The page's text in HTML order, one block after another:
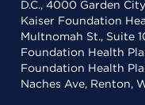
D.C., 4000 Garden
Kaiser Foundation
Multnomah St., Suite
Foundation Health
Foundation Health
Naches Ave, Renton,